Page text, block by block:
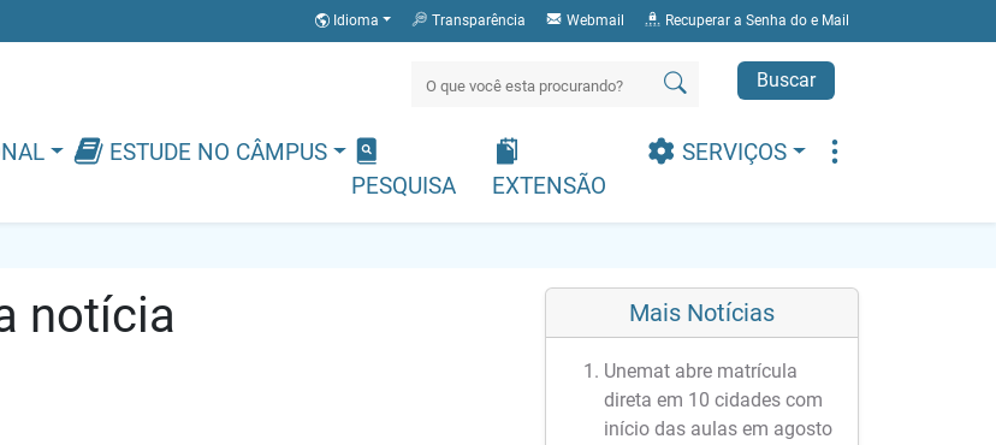
Idioma Transparência Webmail Recuperar a Senha do e Mail
Buscar
ESTUDE NO CÂMPUS
PESQUISA
EXTENSÃO
SERVIÇOS
notícia Mais Notícias
Unemat abre matrícula
direta em 10 cidades com
início das aulas em agosto